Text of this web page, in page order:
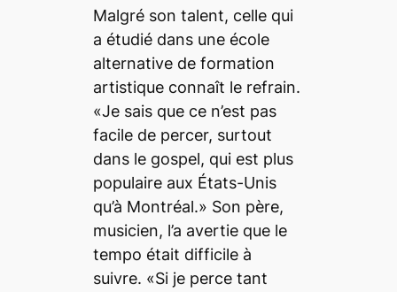
Malgré son talent, celle qui
a étudié dans une école
alternative de formation
artistique connaît le refrain.
«Je sais que ce n’est pas
facile de percer, surtout
dans le gospel, qui est plus
populaire aux États-Unis
qu’à Montréal.» Son père,
musicien, l’a avertie que le
tempo était difficile à
suivre. «Si je perce tant